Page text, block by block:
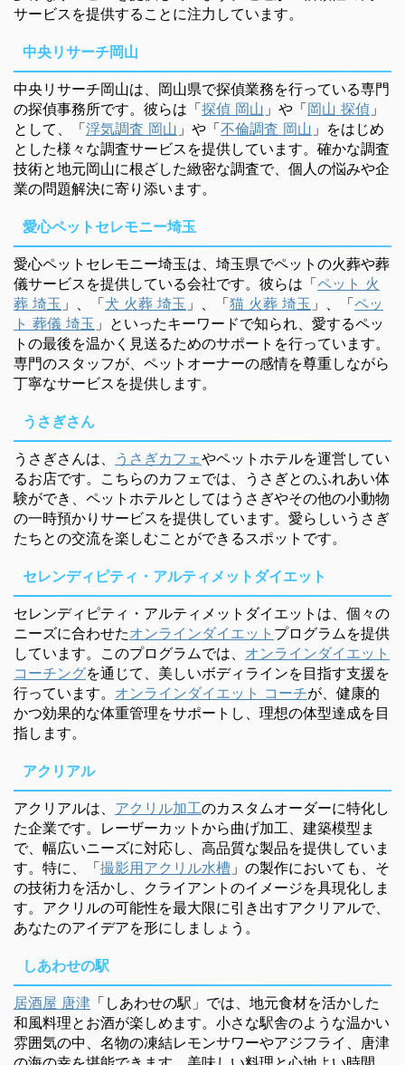
サービスを提供することに注力しています。
中央リサーチ岡山
中央リサーチ岡山は、岡山県で探偵業務を行っている専門
の探偵事務所です。彼らは「探偵 岡山 」や「岡山 探偵 」
として、「浮気調査 岡山 」や「不倫調査 岡山 」をはじめ
とした様々な調査サービスを提供しています。確かな調査
技術と地元岡山に根ざした緻密な調査で、個人の悩みや企
業の問題解決に寄り添います。
愛心ペットセレモニー埼玉
愛心ペットセレモニー埼玉は、埼玉県でペットの火葬や葬
儀サービスを提供している会社です。彼らは「ペット 火
葬 埼玉 」、「犬 火葬 埼玉 」、「猫 火葬 埼玉 」、「ペッ
ト 葬儀 埼玉 」といったキーワードで知られ、愛するペッ
トの最後を温かく見送るためのサポートを行っています。
専門のスタッフが、ペットオーナーの感情を尊重しながら
丁寧なサービスを提供します。
うさぎさん
うさぎさんは、 うさぎカフェやペットホテルを運営してい
るお店です。こちらのカフェでは、うさぎとのふれあい体
験ができ、ペットホテルとしてはうさぎやその他の小動物
の一時預かりサービスを提供しています。愛らしいうさぎ
たちとの交流を楽しむことができるスポットです。
セレンディピティ・アルティメットダイエット
セレンディピティ・アルティメットダイエットは、個々の
ニーズに合わせたオンラインダイエット プログラムを提供
しています。このプログラムでは、 オンラインダイエット
コーチングを通じて、美しいボディラインを目指す支援を
行っています。 オンラインダイエット コーチが、健康的
かつ効果的な体重管理をサポートし、理想の体型達成を目
指します。
アクリアル
アクリアルは、 アクリル加工のカスタムオーダーに特化し
た企業です。レーザーカットから曲げ加工、建築模型ま
で、幅広いニーズに対応し、高品質な製品を提供していま
す。特に、「撮影用アクリル水槽 」の製作においても、そ
の技術力を活かし、クライアントのイメージを具現化しま
す。アクリルの可能性を最大限に引き出すアクリアルで、
あなたのアイデアを形にしましょう。
しあわせの駅
居酒屋 唐津 「しあわせの駅」では、地元食材を活かした
和風料理とお酒が楽しめます。小さな駅舎のような温かい
雰囲気の中、名物の凍結レモンサワーやアジフライ、唐津